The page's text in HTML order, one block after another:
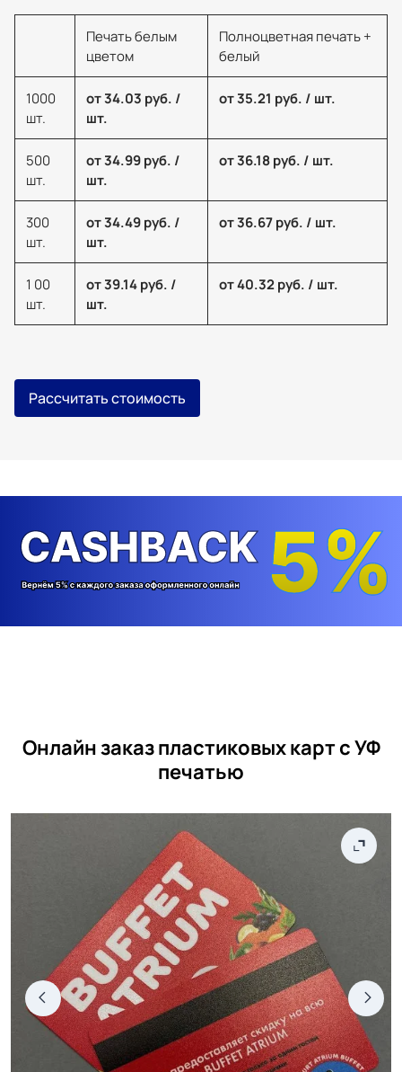
Печать белым
цветом
Полноцветная печать +
белый
1000
шт.
от 34.03 руб. /
шт.
от 35.21 руб. / шт.
500
шт.
от 34.99 руб. /
шт.
от 36.18 руб. / шт.
300
шт.
от 34.49 руб. /
шт.
от 36.67 руб. / шт.
1 00
шт.
от 39.14 руб. /
шт.
от 40.32 руб. / шт.
Рассчитать стоимость
Онлайн заказ пластиковых карт с УФ
печатью